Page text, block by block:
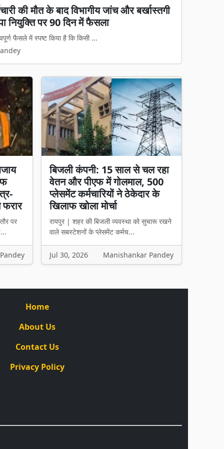
की मौत के बाद विभागीय जांच और बर्खास्तगी
पर 90 दिन में फैसला
फैसले में स्पष्ट किया है कि किसी ...
'अन्नपूर्ति ग्रेन एटीएम', अब अंगूठा लगाते
और पारदर्शी बनाने की दिशा में बिलास...
पर
बिजली कंपनी: 15 साल से चल रहा
वेतन और पीएफ में गोलमाल, 500
प्लेसमेंट कर्मचारियों ने ठेकेदार के
खिलाफ खोला मोर्चा
रायपुर | शहर की बिजली व्यवस्था को सुचारू रखने
वाले सबस्टेशनों के प्लेसमेंट कर्मच...
Jul 30, 2026 Manishankar Pandey
Home
About Us
Contact Us
Privacy Policy